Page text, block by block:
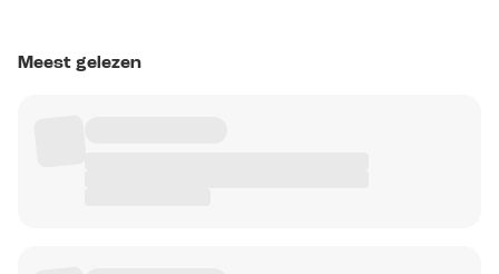
Meest gelezen